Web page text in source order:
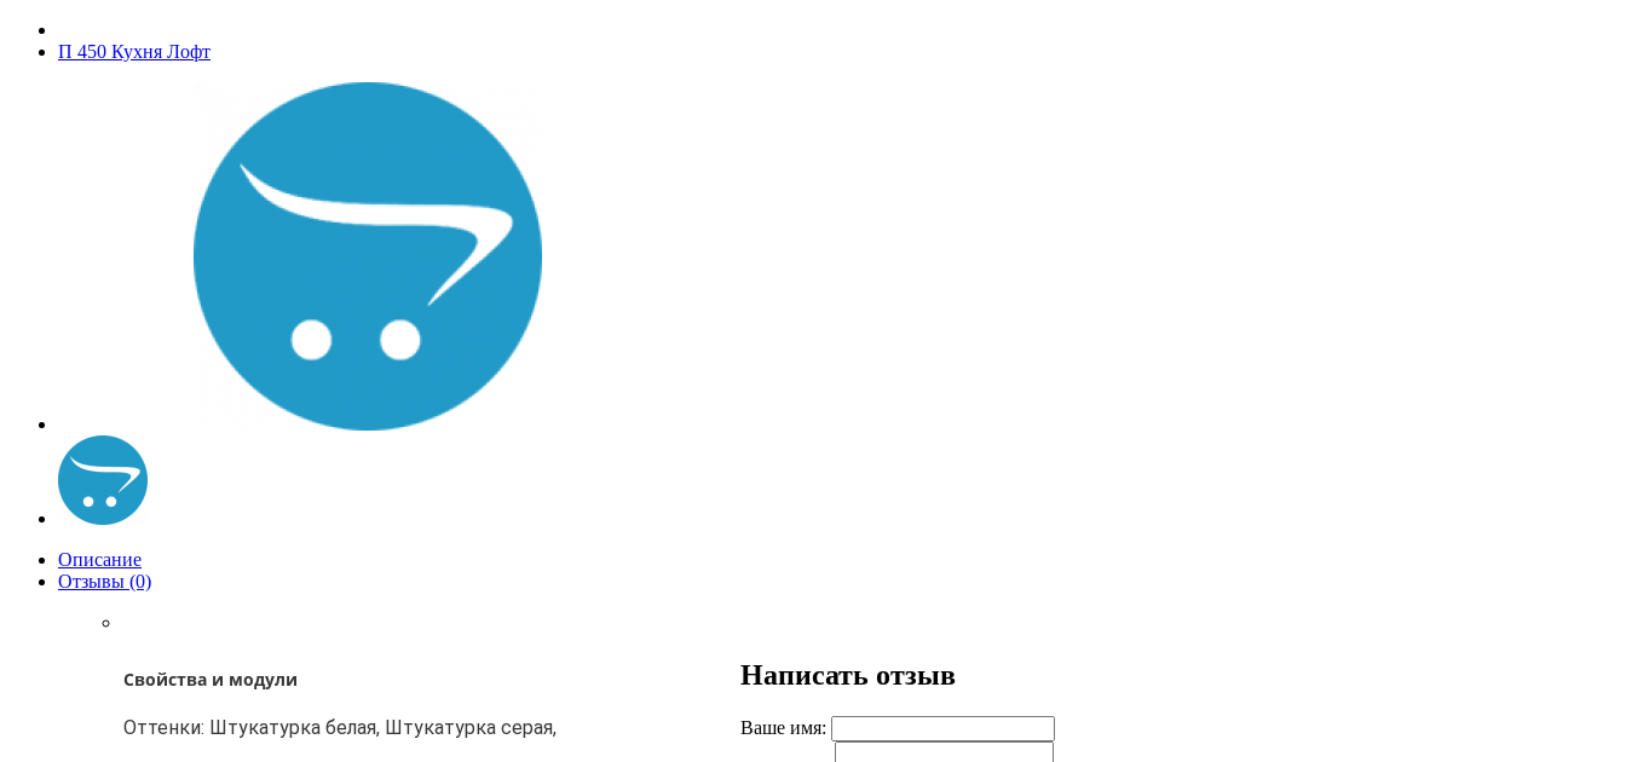
П 450 Кухня Лофт
Описание
Отзывы (0)
Свойства и модули
Оттенки: Штукатурка белая, Штукатурка серая,
Написать отзыв
Ваше имя: